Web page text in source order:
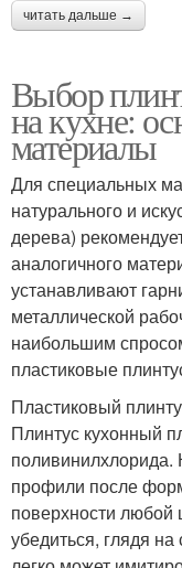
читать дальше →
Выбор
на кухне:
материалы
Для специальных
натурального и
дерева)
аналогичного
устанавливают
металлической
наибольшим
пластиковые
Пластиковый
Плинтус кухонный
поливинилхлорида.
профили после
поверхности любой
убедиться, глядя